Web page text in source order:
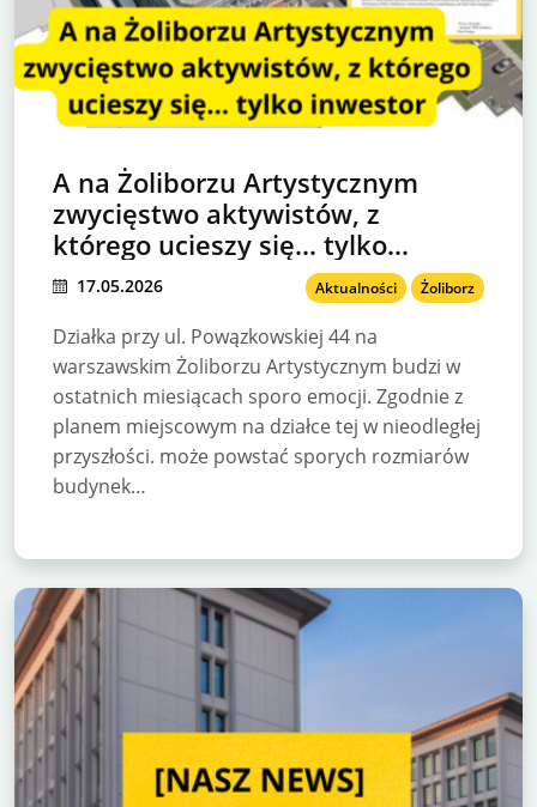
A na Żoliborzu Artystycznym
zwycięstwo aktywistów, z
którego ucieszy się… tylko
inwestor
17.05.2026 Aktualności Żoliborz
Działka przy ul. Powązkowskiej 44 na
warszawskim Żoliborzu Artystycznym budzi w
ostatnich miesiącach sporo emocji. Zgodnie z
planem miejscowym na działce tej w nieodległej
przyszłości. może powstać sporych rozmiarów
budynek…